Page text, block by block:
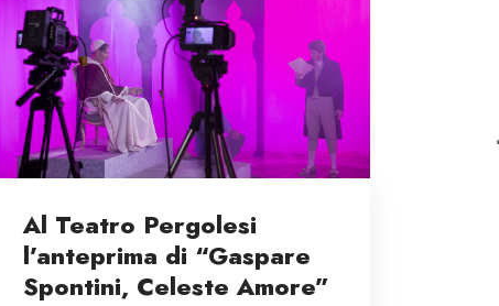
Al Teatro Pergolesi
l’anteprima di “Gaspare
Spontini, Celeste Amore”